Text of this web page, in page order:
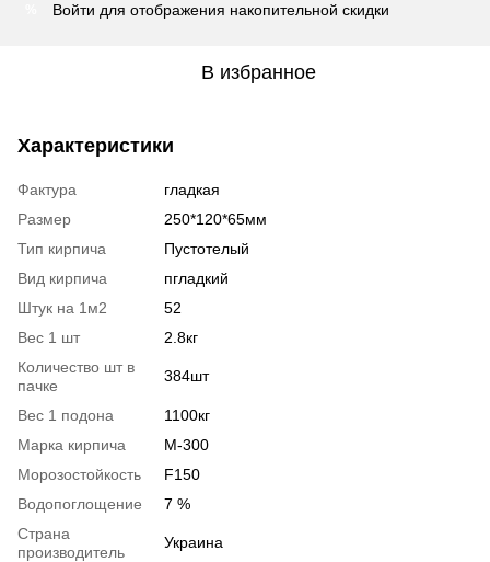
Войти для отображения накопительной скидки
В избранное
Характеристики
Фактура
гладкая
Размер
250*120*65мм
Тип кирпича
Пустотелый
Вид кирпича
пгладкий
Штук на 1м2
52
Вес 1 шт
2.8кг
Количество шт в
пачке
384шт
Вес 1 подона
1100кг
Марка кирпича
М-300
Морозостойкость
F150
Водопоглощение
7 %
Страна
производитель
Украина